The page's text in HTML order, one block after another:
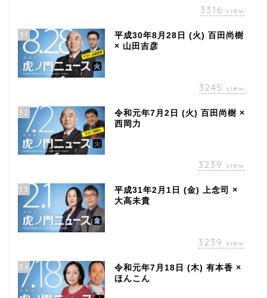
3316 view
31
平成30年8月28日 (火) 百田尚樹
× 山田吉彦
3245 view
32
令和元年7月2日 (火) 百田尚樹 ×
西岡力
3239 view
33
平成31年2月1日 (金) 上念司 ×
大高未貴
3239 view
34
令和元年7月18日 (木) 有本香 ×
ほんこん